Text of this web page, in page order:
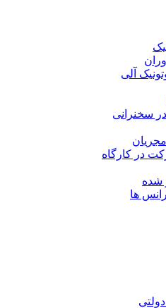
آلی
سخنرانی
در کارگاه
ها